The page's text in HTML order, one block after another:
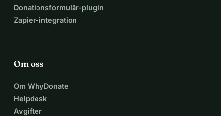
Donationsformulär-plugin
Zapier-integration
Om oss
Om WhyDonate
Helpdesk
Avgifter